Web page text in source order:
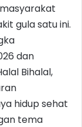
gula satu ini.
dan
Bihalal,
hidup sehat
tema